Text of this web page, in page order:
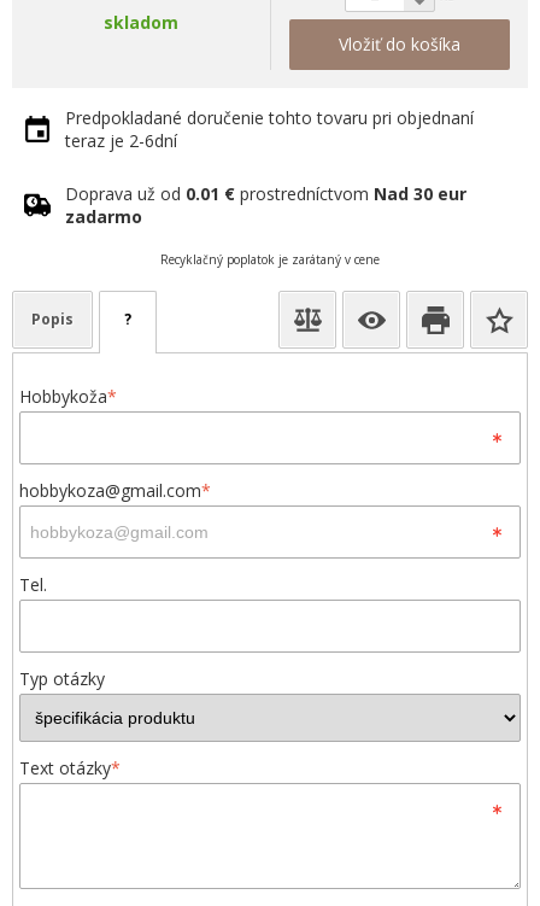
skladom
Vložiť do košíka
Predpokladané doručenie tohto tovaru pri objednaní
teraz je 2-6dní
Doprava už od 0.01 € prostredníctvom Nad 30 eur
zadarmo
Recyklačný poplatok je zarátaný v cene
Popis ?
Hobbykoža*
hobbykoza@gmail.com*
Tel.
Typ otázky
Text otázky*